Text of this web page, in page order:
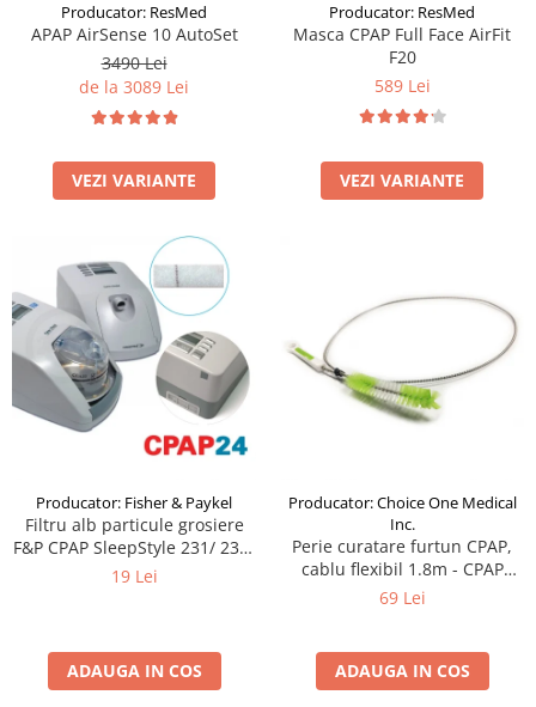
Producator: ResMed
APAP AirSense 10 AutoSet
3490 Lei
de la 3089 Lei
VEZI VARIANTE
Producator: ResMed
Masca CPAP Full Face AirFit
F20
589 Lei
VEZI VARIANTE
Producator: Fisher & Paykel
Filtru alb particule grosiere
F&P CPAP SleepStyle 231/ 232/
233/ 234/ 236/ 238/ 254/ 600/
19 Lei
ADAUGA IN COS
Producator: Choice One Medical
Inc.
Perie curatare furtun CPAP,
cablu flexibil 1.8m - CPAP
Hose Brush
69 Lei
ADAUGA IN COS